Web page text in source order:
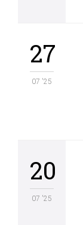
27
07 '25
20
07 '25